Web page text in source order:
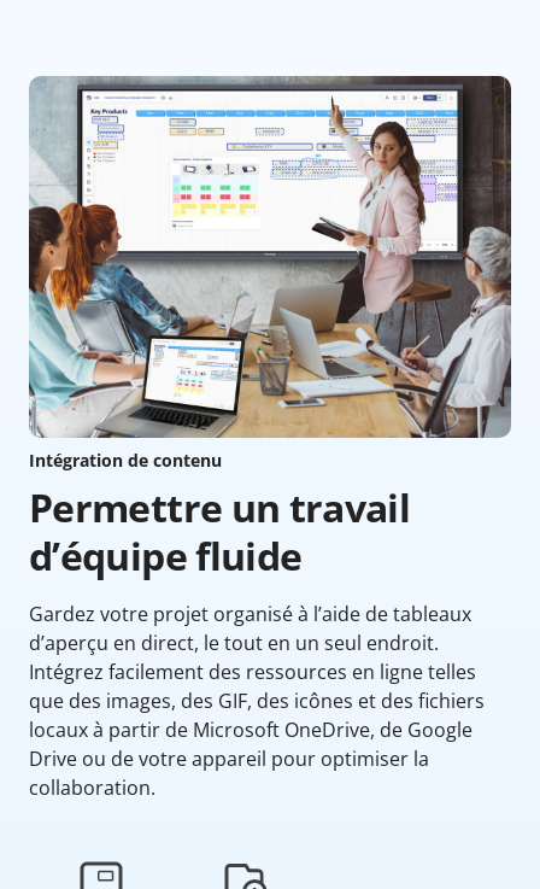
Intégration de contenu
Permettre un travail
d’équipe fluide
Gardez votre projet organisé à l’aide de tableaux
d’aperçu en direct, le tout en un seul endroit.
Intégrez facilement des ressources en ligne telles
que des images, des GIF, des icônes et des fichiers
locaux à partir de Microsoft OneDrive, de Google
Drive ou de votre appareil pour optimiser la
collaboration.